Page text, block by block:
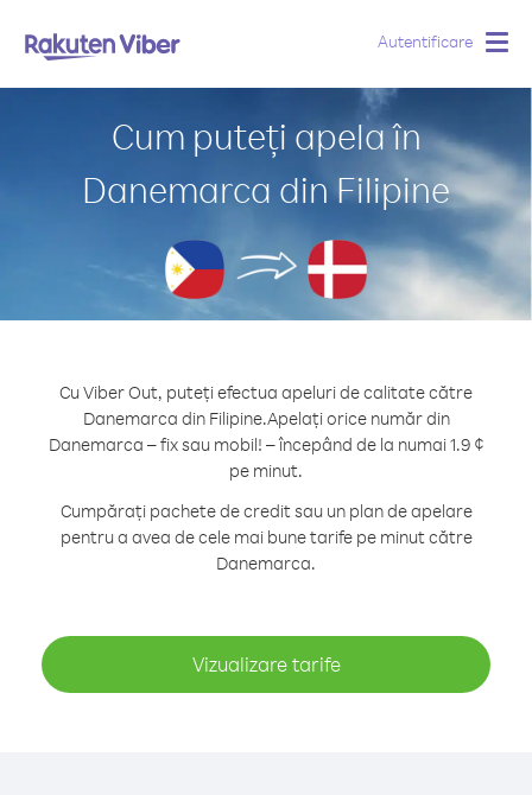
Autentificare
Cum puteți apela în
Danemarca din Filipine
Cu Viber Out, puteți efectua apeluri de calitate către
Danemarca din Filipine.Apelați orice număr din
Danemarca – fix sau mobil! – începând de la numai 1.9 ¢
pe minut.
Cumpărați pachete de credit sau un plan de apelare
pentru a avea de cele mai bune tarife pe minut către
Danemarca.
Vizualizare tarife